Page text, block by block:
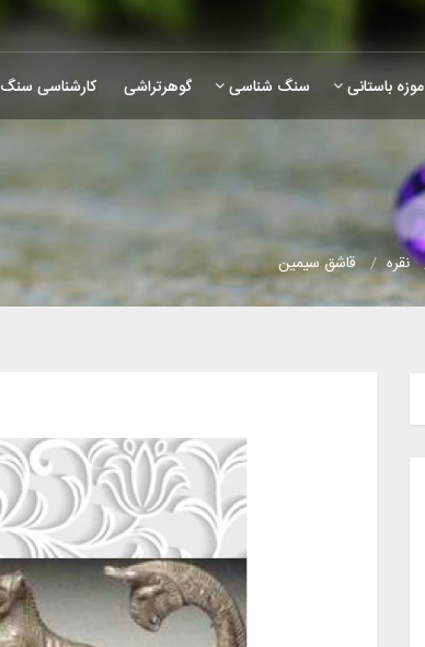
موزه باستانی سنگ شناسی گوهرتراشی کارشناسی سنگ
نقره قاشق سیمین